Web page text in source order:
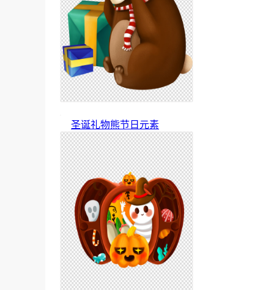
圣诞礼物熊节日元素